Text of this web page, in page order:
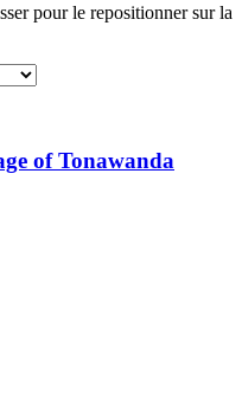
pour le repositionner sur la
of Tonawanda